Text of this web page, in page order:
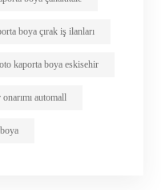
boya çırak iş ilanları
oto kaporta boya eskisehir
automall